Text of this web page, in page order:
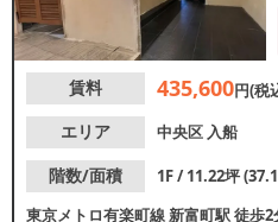
賃料 435,600円(税
エリア
中央区 入船
階数/面積
1F / 11.22坪
東京メトロ有楽町線新富町駅徒歩2